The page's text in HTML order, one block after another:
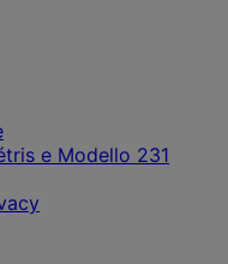
e Modello 231